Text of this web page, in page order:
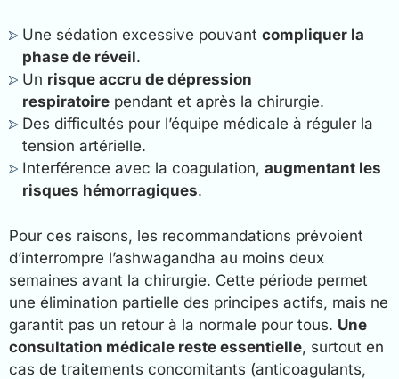
Une sédation excessive pouvant compliquer la
phase de réveil.
Un risque accru de dépression
respiratoire pendant et après la chirurgie.
Des difficultés pour l’équipe médicale à réguler la
tension artérielle.
Interférence avec la coagulation, augmentant les
risques hémorragiques.
Pour ces raisons, les recommandations prévoient
d’interrompre l’ashwagandha au moins deux
semaines avant la chirurgie. Cette période permet
une élimination partielle des principes actifs, mais ne
garantit pas un retour à la normale pour tous. Une
consultation médicale reste essentielle, surtout en
cas de traitements concomitants (anticoagulants,